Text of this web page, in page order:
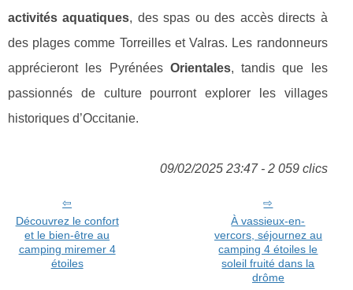
activités aquatiques, des spas ou des accès directs à
des plages comme Torreilles et Valras. Les randonneurs
apprécieront les Pyrénées Orientales, tandis que les
passionnés de culture pourront explorer les villages
historiques d’Occitanie.
09/02/2025 23:47 - 2 059 clics
Découvrez le confort
et le bien-être au
camping miremer 4
étoiles
À vassieux-en-
vercors, séjournez au
camping 4 étoiles le
soleil fruité dans la
drôme